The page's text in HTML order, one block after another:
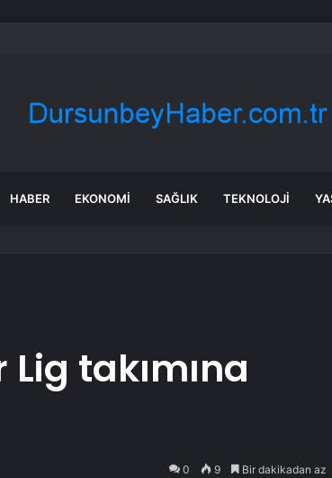
HABER EKONOMI SAĞLIK TEKNOLOJI
Lig takımına
0 9 Bir dakikadan az